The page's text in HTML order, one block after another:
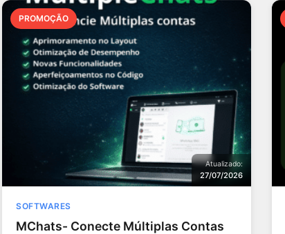
PROMOÇÃO
Atualizado:
27/07/2026
SOFTWARES
MChats- Conecte Múltiplas Contas